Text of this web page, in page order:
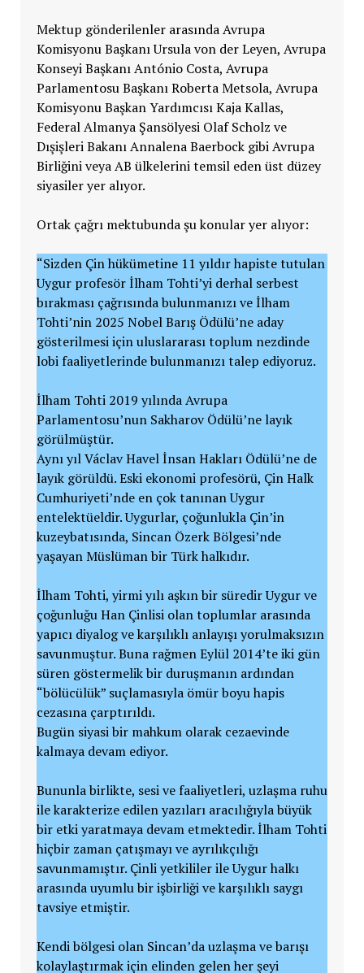
Mektup gönderilenler arasında Avrupa
Komisyonu Başkanı Ursula von der Leyen, Avrupa
Konseyi Başkanı António Costa, Avrupa
Parlamentosu Başkanı Roberta Metsola, Avrupa
Komisyonu Başkan Yardımcısı Kaja Kallas,
Federal Almanya Şansölyesi Olaf Scholz ve
Dışişleri Bakanı Annalena Baerbock gibi Avrupa
Birliğini veya AB ülkelerini temsil eden üst düzey
siyasiler yer alıyor.
Ortak çağrı mektubunda şu konular yer alıyor:
“Sizden Çin hükümetine 11 yıldır hapiste tutulan
Uygur profesör İlham Tohti’yi derhal serbest
bırakması çağrısında bulunmanızı ve İlham
Tohti’nin 2025 Nobel Barış Ödülü’ne aday
gösterilmesi için uluslararası toplum nezdinde
lobi faaliyetlerinde bulunmanızı talep ediyoruz.
İlham Tohti 2019 yılında Avrupa
Parlamentosu’nun Sakharov Ödülü’ne layık
görülmüştür.
Aynı yıl Václav Havel İnsan Hakları Ödülü’ne de
layık görüldü. Eski ekonomi profesörü, Çin Halk
Cumhuriyeti’nde en çok tanınan Uygur
entelektüeldir. Uygurlar, çoğunlukla Çin’in
kuzeybatısında, Sincan Özerk Bölgesi’nde
yaşayan Müslüman bir Türk halkıdır.
İlham Tohti, yirmi yılı aşkın bir süredir Uygur ve
çoğunluğu Han Çinlisi olan toplumlar arasında
yapıcı diyalog ve karşılıklı anlayışı yorulmaksızın
savunmuştur. Buna rağmen Eylül 2014’te iki gün
süren göstermelik bir duruşmanın ardından
“bölücülük” suçlamasıyla ömür boyu hapis
cezasına çarptırıldı.
Bugün siyasi bir mahkum olarak cezaevinde
kalmaya devam ediyor.
Bununla birlikte, sesi ve faaliyetleri, uzlaşma ruhu
ile karakterize edilen yazıları aracılığıyla büyük
bir etki yaratmaya devam etmektedir. İlham Tohti
hiçbir zaman çatışmayı ve ayrılıkçılığı
savunmamıştır. Çinli yetkililer ile Uygur halkı
arasında uyumlu bir işbirliği ve karşılıklı saygı
tavsiye etmiştir.
Kendi bölgesi olan Sincan’da uzlaşma ve barışı
kolaylaştırmak için elinden gelen her şeyi